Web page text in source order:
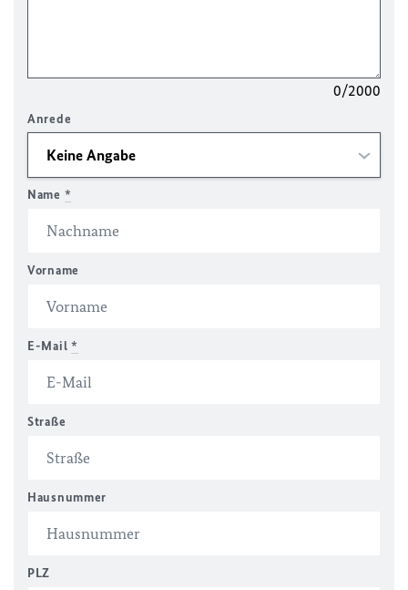
0/2000
Anrede
Name *
Vorname
E-Mail *
Straße
Hausnummer
PLZ